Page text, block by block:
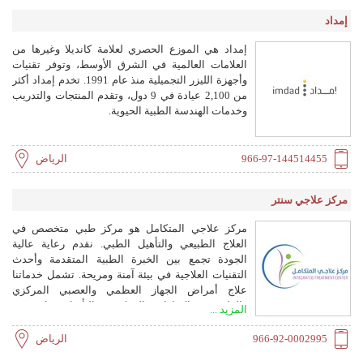
إمداد
إمداد هي الموزع الحصري لعلامة كانديلا وغيرها من
العلامات العالمية في الشرق الأوسط، وتوفر تقنيات
وأجهزة الليزر التجميلية منذ عام 1991. تخدم إمداد أكثر
من 2,100 عيادة في 9 دول، وتقدم المنتجات والتدريب
وخدمات الهندسة الطبية الحيوية.
966-97-144514455 الرياض
مركز علاجي سنتر
مركز علاجي المتكامل هو مركز طبي متخصص في
العلاج الطبيعي والتأهيل الطبي. نقدم رعاية عالية
الجودة تجمع بين الخبرة الطبية المتقدمة وأحدث
التقنيات العلاجية في بيئة آمنة ومريحة. تشمل خدماتنا
علاج أمراض الجهاز العظمي والعصبي المركزي
والطرفي، والإعاقات الحركية، والتأهيل قبل وبعد
المزيد ...
966-92-0002995 الرياض